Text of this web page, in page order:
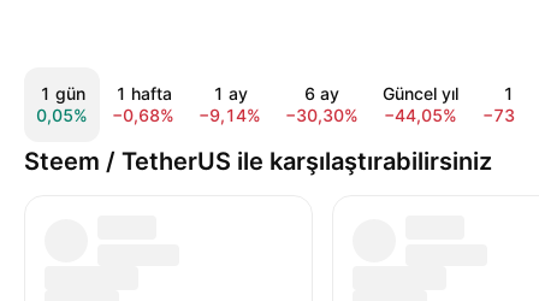
1 gün
0,05%
1 hafta
−0,68%
1 ay
−9,14%
6 ay
−30,30%
Güncel yıl
−44,05%
1 yıl
Steem / TetherUS ile karşılaştırabilirsiniz